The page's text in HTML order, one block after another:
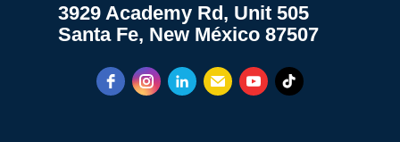
3929 Academy Rd, Unit 505
Santa Fe, New México 87507